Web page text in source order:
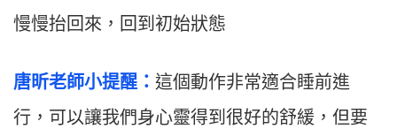
慢慢抬回來，回到初始狀態
唐昕老師小提醒： 這個動作非常適合睡前進
行，可以讓我們身心靈得到很好的舒緩，但要